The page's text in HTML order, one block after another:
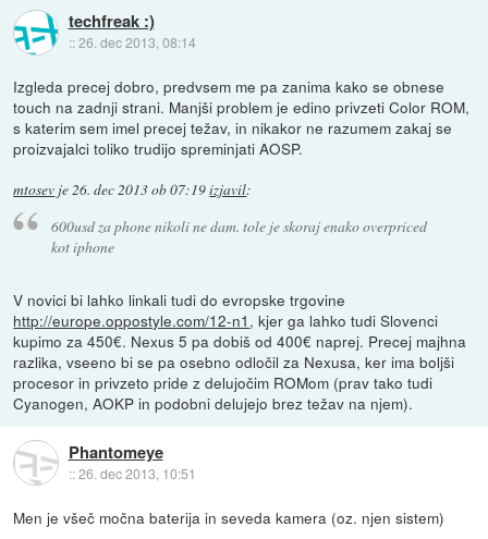
techfreak :)
::26. dec 2013, 08:14
Izgleda precej dobro, predvsem me pa zanima kako se obnese
touch na zadnji strani. Manjši problem je edino privzeti Color ROM,
s katerim sem imel precej težav, in nikakor ne razumem zakaj se
proizvajalci toliko trudijo spreminjati AOSP.
mtosev je26. dec 2013 ob 07:19izjavil:
600usd za phone nikoli ne dam. tole je skoraj enako overpriced
kot iphone
V novici bi lahko linkali tudi do evropske trgovine
http://europe.oppostyle.com/12-n1 , kjer ga lahko tudi Slovenci
kupimo za 450€. Nexus 5 pa dobiš od 400€ naprej. Precej majhna
razlika, vseeno bi se pa osebno odločil za Nexusa, ker ima boljši
procesor in privzeto pride z delujočim ROMom (prav tako tudi
Cyanogen, AOKP in podobni delujejo brez težav na njem).
Phantomeye
::26. dec 2013, 10:51
Men je všeč močna baterija in seveda kamera (oz. njen sistem)